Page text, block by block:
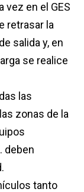
vez en el GES
retrasar la
salida y, en
se realice
las
zonas de la
deben
tanto